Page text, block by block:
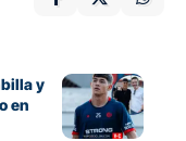
y
en